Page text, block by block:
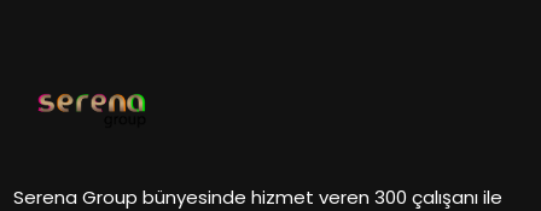
Serena Group bünyesinde hizmet veren 300 çalışanı ile